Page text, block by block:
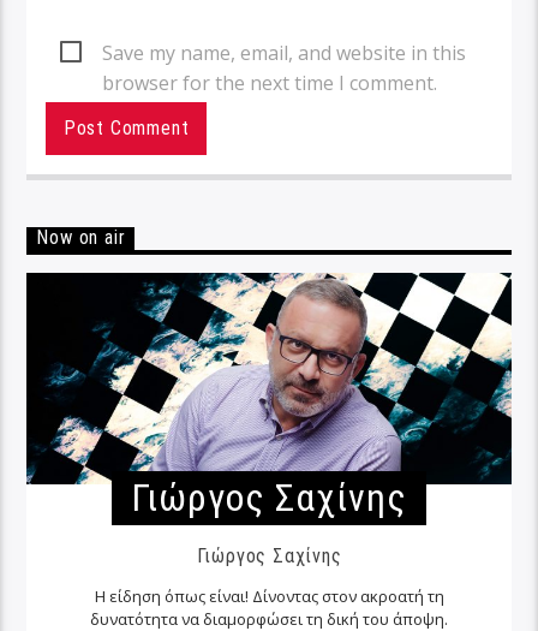
Save my name, email, and website in this
browser for the next time I comment.
Now on air
Γιώργος Σαχίνης
Γιώργος Σαχίνης
Η είδηση όπως είναι! Δίνοντας στον ακροατή τη
δυνατότητα να διαμορφώσει τη δική του άποψη.